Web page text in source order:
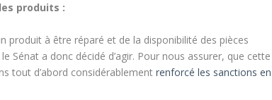
produits :
produit à être réparé et de la disponibilité des pièces
Sénat a donc décidé d’agir. Pour nous assurer, que cette
tout d’abord considérablementrenforcé les sanctions en